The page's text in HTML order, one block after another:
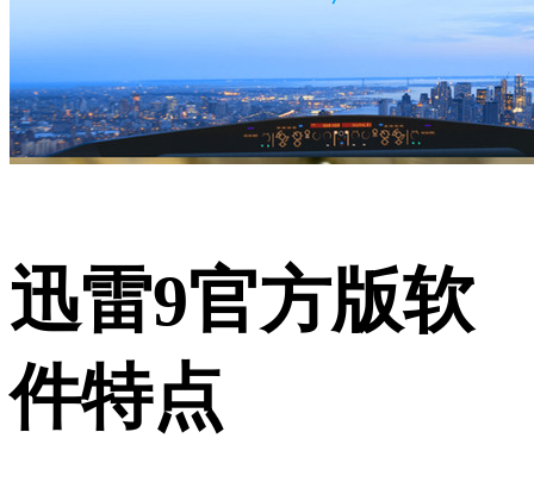
迅雷9官方版软
件特点